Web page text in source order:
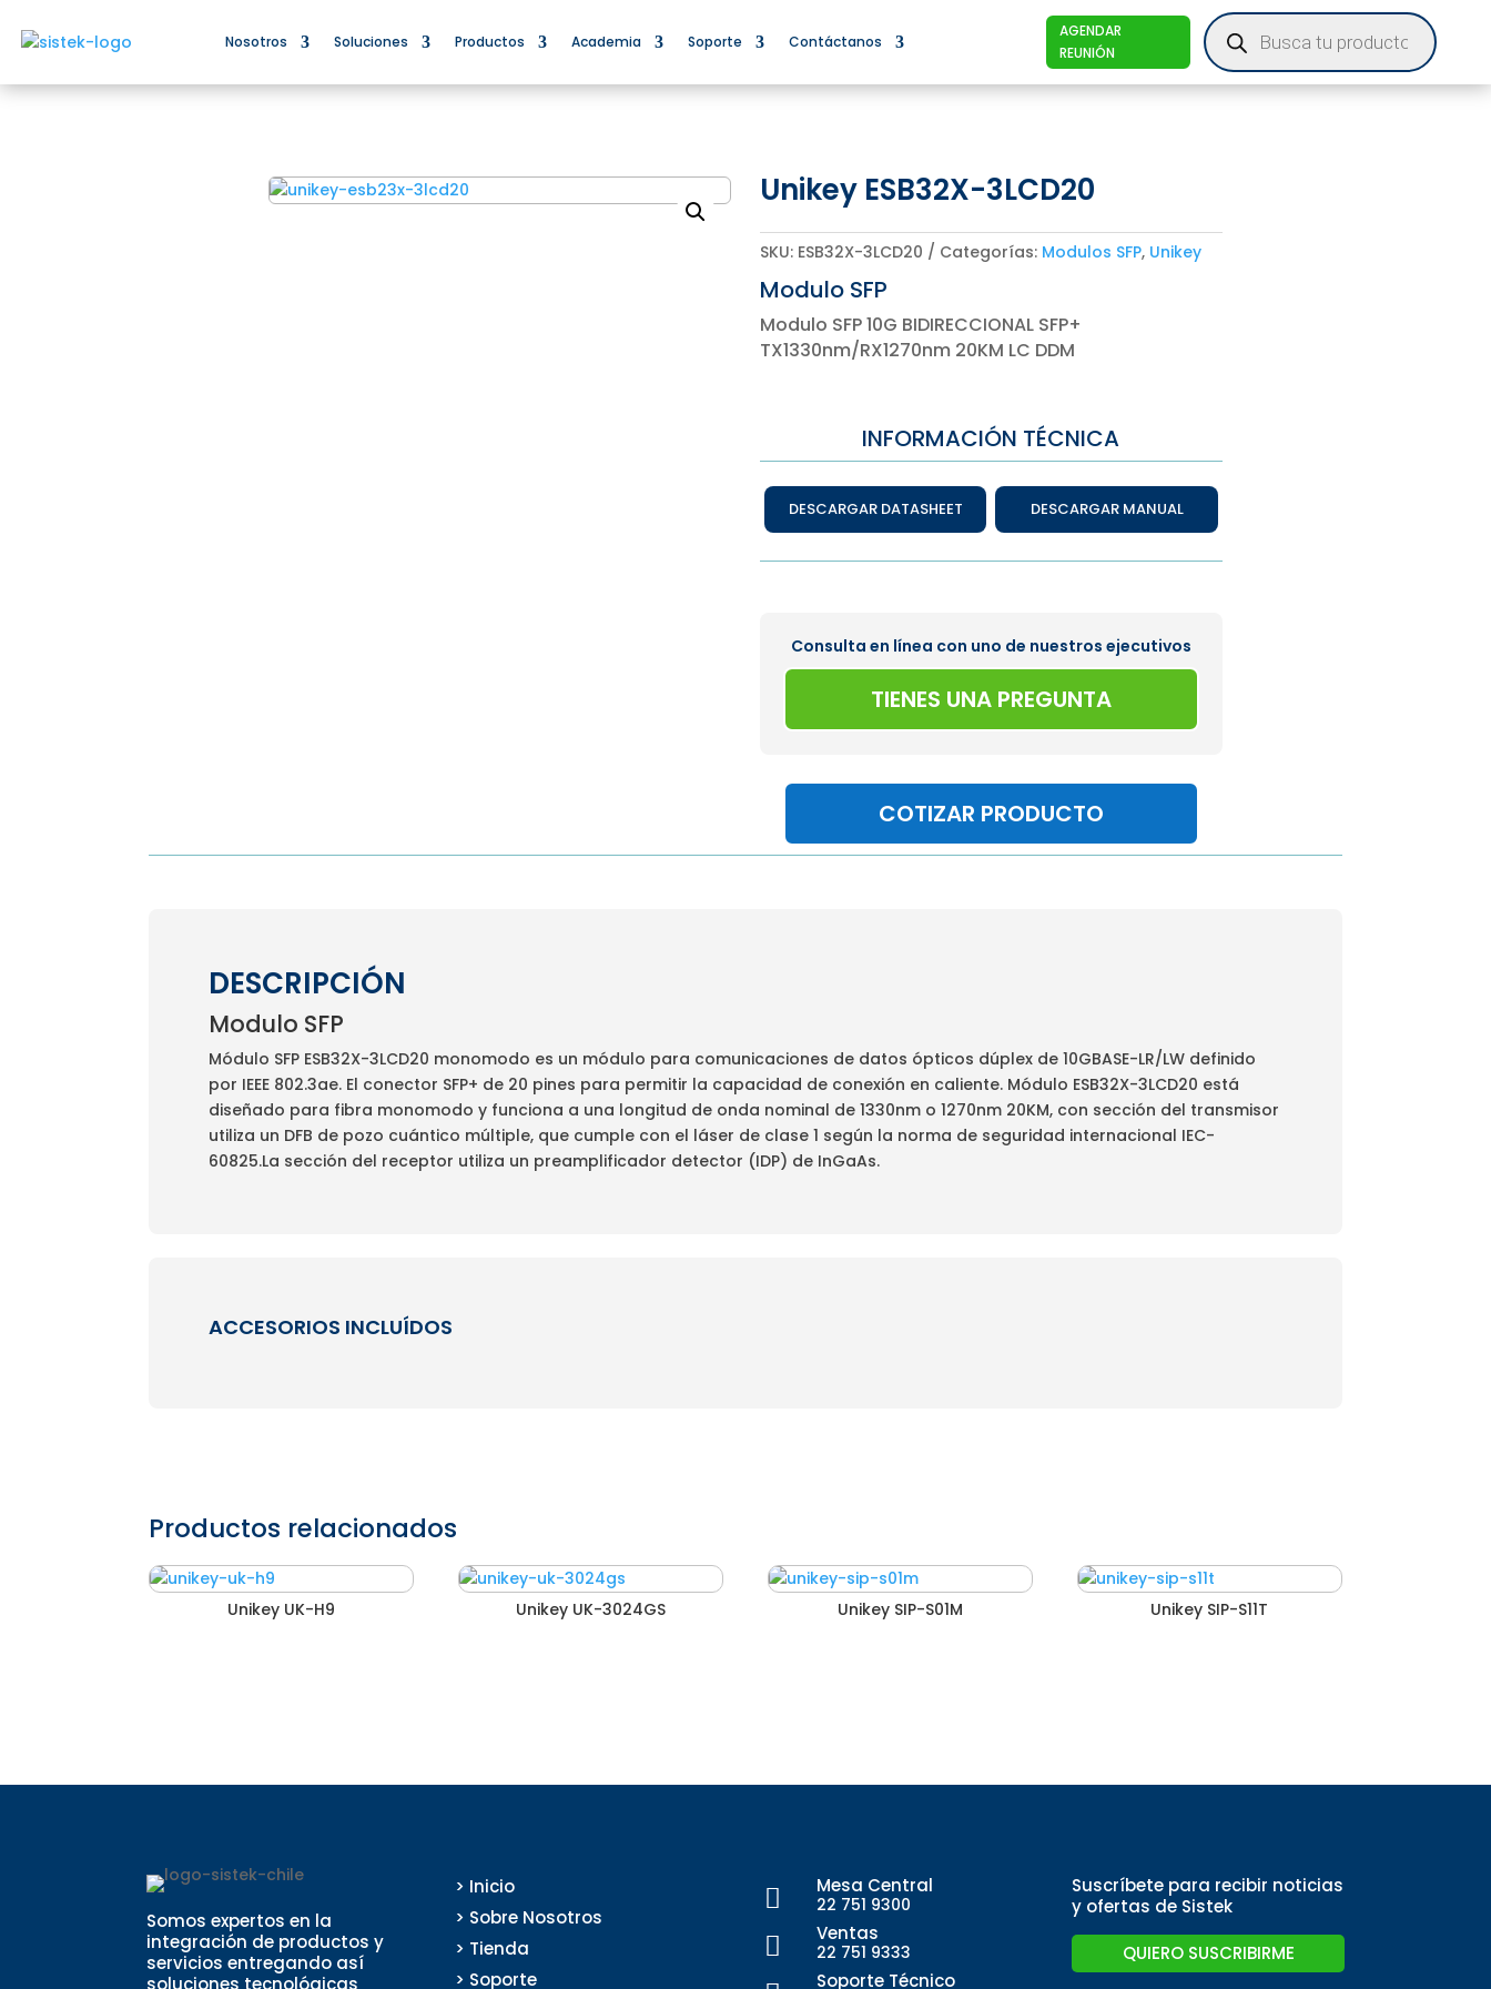
Nosotros Soluciones Productos Academia Soporte Contáctanos
AGENDAR
REUNIÓN
Products
search
Unikey ESB32X-3LCD20
SKU: ESB32X-3LCD20 Categorías: Modulos SFP, Unikey
Modulo SFP
Modulo SFP 10G BIDIRECCIONAL SFP+
TX1330nm/RX1270nm 20KM LC DDM
INFORMACIÓN TÉCNICA
DESCARGAR DATASHEET DESCARGAR MANUAL
Consulta en línea con uno de nuestros ejecutivos
TIENES UNA PREGUNTA
COTIZAR PRODUCTO
DESCRIPCIÓN
Modulo SFP
Módulo SFP ESB32X-3LCD20 monomodo es un módulo para comunicaciones de datos ópticos dúplex de 10GBASE-LR/LW definido
por IEEE 802.3ae. El conector SFP+ de 20 pines para permitir la capacidad de conexión en caliente. Módulo ESB32X-3LCD20 está
diseñado para fibra monomodo y funciona a una longitud de onda nominal de 1330nm o 1270nm 20KM, con sección del transmisor
utiliza un DFB de pozo cuántico múltiple, que cumple con el láser de clase 1 según la norma de seguridad internacional IEC-
60825.La sección del receptor utiliza un preamplificador detector (IDP) de InGaAs.
ACCESORIOS INCLUÍDOS
Productos relacionados
Unikey UK-H9 Unikey UK-3024GS Unikey SIP-S01M Unikey SIP-S11T
Somos expertos en la
integración de productos y
servicios entregando así
soluciones tecnológicas
> Inicio
> Sobre Nosotros
> Tienda
> Soporte
 Mesa Central
22 751 9300
 Ventas
22 751 9333
Soporte Técnico
Suscríbete para recibir noticias
y ofertas de Sistek
QUIERO SUSCRIBIRME